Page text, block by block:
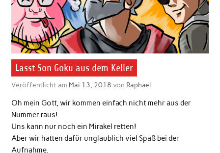
Lasst Son Goku aus dem Keller
Veröffentlicht am Mai 13, 2018 von Raphael
Oh mein Gott, wir kommen einfach nicht mehr aus der
Nummer raus!
Uns kann nur noch ein Mirakel retten!
Aber wir hatten dafür unglaublich viel Spaß bei der
Aufnahme.